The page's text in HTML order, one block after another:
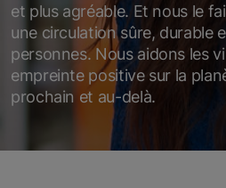
et plus agréable. Et nous le
une circulation sûre, durable
personnes. Nous aidons les
empreinte positive sur la
prochain et au-delà. ​